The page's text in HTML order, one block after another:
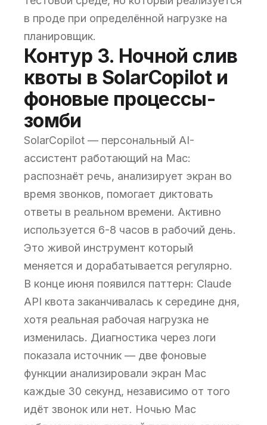
в проде при определённой нагрузке на
планировщик.
Контур 3. Ночной слив
квоты в SolarCopilot и
фоновые процессы-
зомби
SolarCopilot — персональный AI-
ассистент работающий на Mac:
распознаёт речь, анализирует экран во
время звонков, помогает диктовать
ответы в реальном времени. Активно
используется 6-8 часов в рабочий день.
Это живой инструмент который
меняется и дорабатывается регулярно.
В конце июня появился паттерн: Claude
API квота заканчивалась к середине дня,
хотя реальная рабочая нагрузка не
изменилась. Диагностика через логи
показала источник — две фоновые
функции анализировали экран Mac
каждые 30 секунд, независимо от того
идёт звонок или нет. Ночью Mac